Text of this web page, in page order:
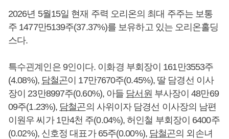
2026년 5월15일 현재 주력 오리온의 최대 주주는 보통
주 1477만5139주(37.37%)를 보유하고 있는 오리온홀딩
스다.
특수괸계인은 9인이다. 이화경 부회장이 161만3553주
(4.08%), 담철곤이 17만7670주(0.45%), 딸 담경선 이사
장이 23만8997주(0.60%), 아들 담서원 부사장이 48만69
09주(1.23%), 담철곤의 사위이자 담경선 이사장의 남편
이원우 씨가 1만4천 주(0.04%), 허인철 부회장이 6400주
(0.02%), 신호정 대표가 65주(0.00%), 담철곤의 외손녀